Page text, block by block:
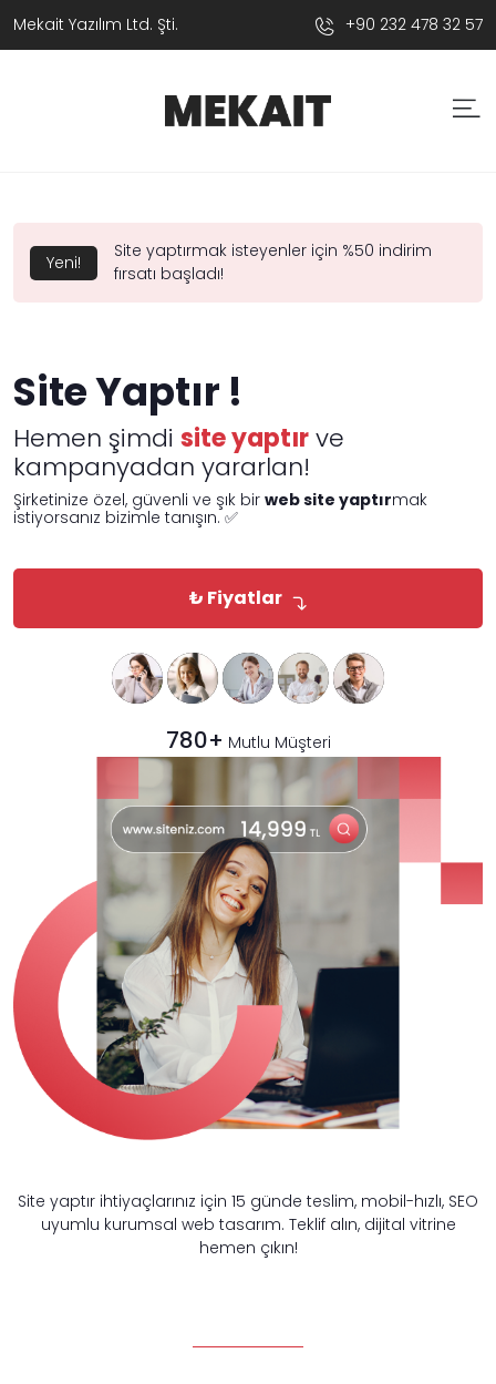
Mekait Yazılım Ltd. Şti. +90 232 478 32 57
Yeni!
Site yaptırmak isteyenler için %50 indirim
fırsatı başladı!
Site Yaptır !
Hemen şimdi site yaptırve
kampanyadan yararlan!
Şirketinize özel, güvenli ve şık bir web site yaptırmak
istiyorsanız bizimle tanışın. ✅
₺ Fiyatlar
780+ Mutlu Müşteri
Site yaptır ihtiyaçlarınız için 15 günde teslim, mobil-hızlı, SEO
uyumlu kurumsal web tasarım. Teklif alın, dijital vitrine
hemen çıkın!